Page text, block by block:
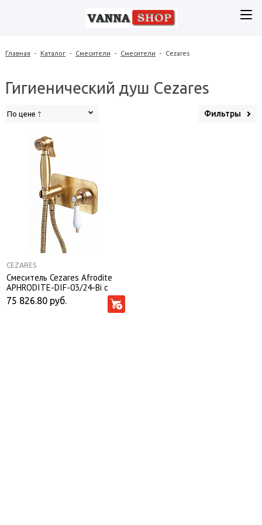
Главная - Каталог - Смесители - Смесители - Cezares
Гигиенический душ Cezares
По цене Фильтры
CEZARES
Смеситель Cezares Afrodite
APHRODITE-DIF-03/24-Bi с
гигиеническим душем
75 826.80 руб.